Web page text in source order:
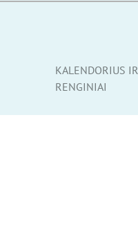
KALENDORIUS IR
RENGINIAI